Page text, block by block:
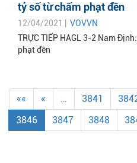
tỷ số từ chấm phạt đền
12/04/2021 | VOVVN
TRỰC TIẾP HAGL 3-2 Nam
phạt đền
«« « … 3841
3846
3847 3848